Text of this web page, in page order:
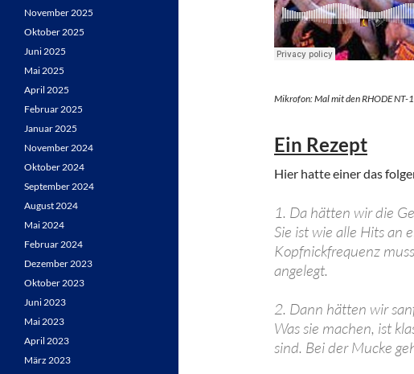
Mikrofon: Mal mit den RHODE NT-
Ein Rezept
Hier hatte einer das
1. Da hätten wir die
Sie ist wie alle Hits an
Kopfnickfrequenz
angelegt.
2. Dann hätten wir
Was sie machen, ist
sind. Bei der Mucke
November 2025
Oktober 2025
Juni 2025
Mai 2025
April 2025
Februar 2025
Januar 2025
November 2024
Oktober 2024
September 2024
August 2024
Mai 2024
Februar 2024
Dezember 2023
Oktober 2023
Juni 2023
Mai 2023
April 2023
März 2023